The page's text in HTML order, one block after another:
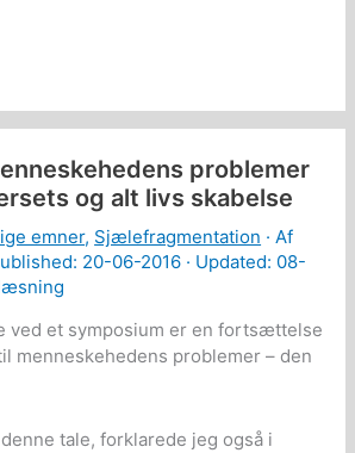
problemer
og alt livs skabelse
emner, Sjælefragmentation · Af
20-06-2016 · Updated: 08-
ved et symposium er en fortsættelse
menneskehedens problemer – den
tale, forklarede jeg også i